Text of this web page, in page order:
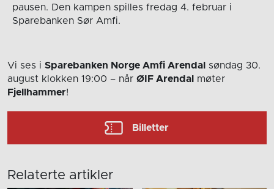
pausen. Den kampen spilles fredag 4. februar i
Sparebanken Sør Amfi.
Vi ses i Sparebanken Norge Amfi Arendal
søndag 30.
august klokken 19:00 – når ØIF Arendal
møter
Fjellhammer!
Billetter
Relaterte artikler